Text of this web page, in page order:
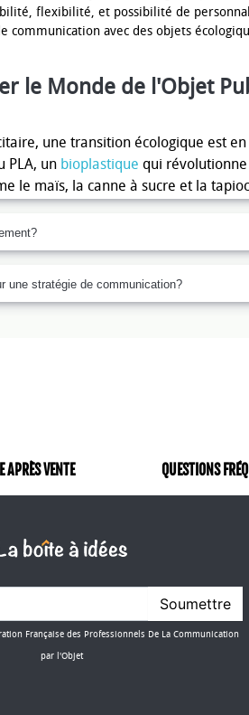
flexibilité, et possibilité de
communication avec des objets
le Monde de l'Objet
une transition écologique est
PLA, un bioplastique qui
le maïs, la canne à sucre et la
l'environnement comparée aux
stylos aux mugs en passant par
tout en limitant les émissions
publicitaires en PLA d'avoir
plus durable que les
personnalisé en
nous comprenons l'importance
par l'objet. C'est
en PLA, spécialement conçus
biosourcé à partir de
une stratégie de communication?
APRÈS VENTE QUESTIONS
Soumettre
Française des Professionnels De La Communication
par l'Objet